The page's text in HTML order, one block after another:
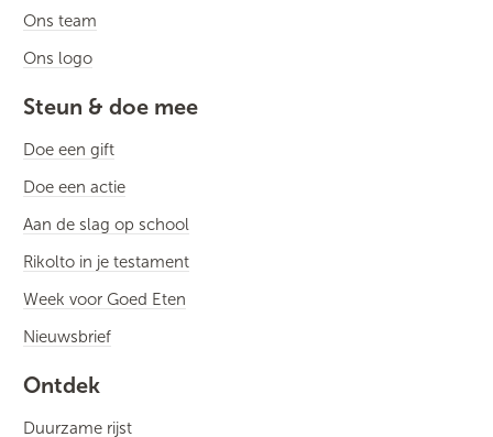
Ons team
Ons logo
Steun & doe mee
Doe een gift
Doe een actie
Aan de slag op school
Rikolto in je testament
Week voor Goed Eten
Nieuwsbrief
Ontdek
Duurzame rijst